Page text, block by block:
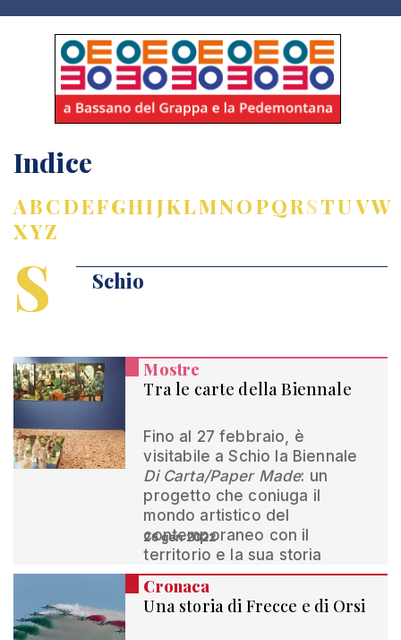
Indice
ABCDEFGHIJKLMNOPQRSTUVW
XYZ
S Schio
Mostre
Tra le carte della Biennale
Fino al 27 febbraio, è
visitabile a Schio la Biennale
Di Carta/Paper Made: un
progetto che coniuga il
mondo artistico del
contemporaneo con il
territorio e la sua storia
26 gen 2022
Cronaca
Una storia di Frecce e di Orsi